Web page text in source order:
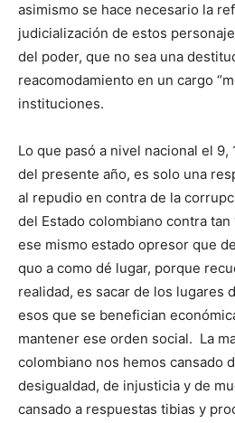
asimismo se hace necesario la
judicialización de estos
del poder, que no sea una
reacomodamiento en un cargo
instituciones.
Lo que pasó a nivel nacional el 9,
del presente año, es solo una
al repudio en contra de la
del Estado colombiano contra
ese mismo estado opresor que
quo a como dé lugar, porque
realidad, es sacar de los lugares
esos que se benefician
mantener ese orden social. La
colombiano nos hemos cansado
desigualdad, de injusticia y de
cansado a respuestas tibias y